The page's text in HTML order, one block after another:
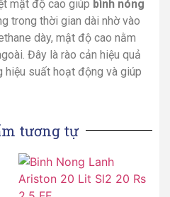
mật độ cao giúp bình nóng
trong thời gian dài nhờ vào
dày, mật độ cao nằm
Đây là rào cản hiệu quả
hiệu suất hoạt động và giúp
tương tự